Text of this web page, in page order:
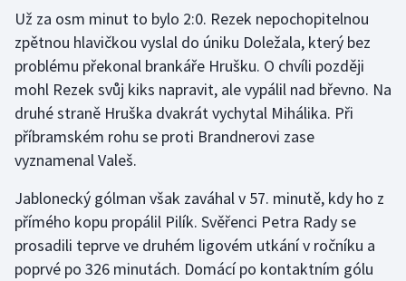
Jezdectví
Judo
Krasobruslení
Lyže a snowboard
Moderní pětiboj
Už za osm minut to bylo 2:0. Rezek nepochopitelnou
zpětnou hlavičkou vyslal do úniku Doležala, který bez
problému překonal brankáře Hrušku. O chvíli později
mohl Rezek svůj kiks napravit, ale vypálil nad břevno. Na
druhé straně Hruška dvakrát vychytal Mihálika. Při
příbramském rohu se proti Brandnerovi zase
vyznamenal Valeš.
Jablonecký gólman však zaváhal v 57. minutě, kdy ho z
přímého kopu propálil Pilík. Svěřenci Petra Rady se
prosadili teprve ve druhém ligovém utkání v ročníku a
poprvé po 326 minutách. Domácí po kontaktním gólu